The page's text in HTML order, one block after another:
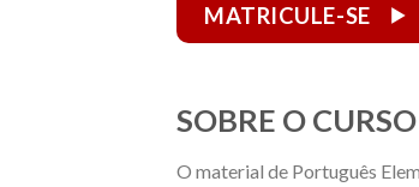
MATRICULE-SE
SOBRE O CURSO
O material de Português